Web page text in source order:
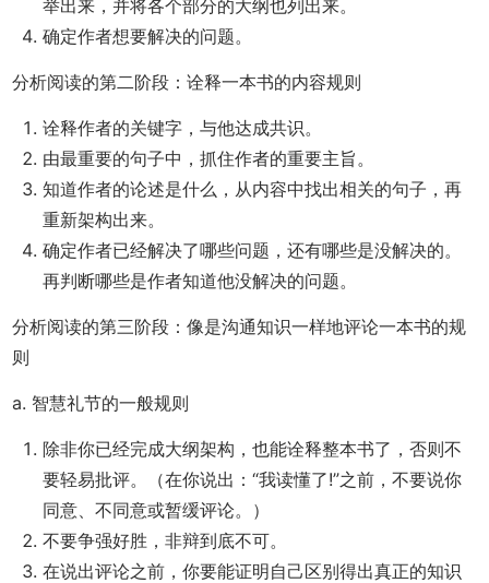
举出来，并将各个部分的大纲也列出来。
确定作者想要解决的问题。
分析阅读的第二阶段：诠释一本书的内容规则
诠释作者的关键字，与他达成共识。
由最重要的句子中，抓住作者的重要主旨。
知道作者的论述是什么，从内容中找出相关的句子，再
重新架构出来。
确定作者已经解决了哪些问题，还有哪些是没解决的。
再判断哪些是作者知道他没解决的问题。
分析阅读的第三阶段：像是沟通知识一样地评论一本书的规
则
a. 智慧礼节的一般规则
除非你已经完成大纲架构，也能诠释整本书了，否则不
要轻易批评。（在你说出：“我读懂了!”之前，不要说你
同意、不同意或暂缓评论。）
不要争强好胜，非辩到底不可。
在说出评论之前，你要能证明自己区别得出真正的知识